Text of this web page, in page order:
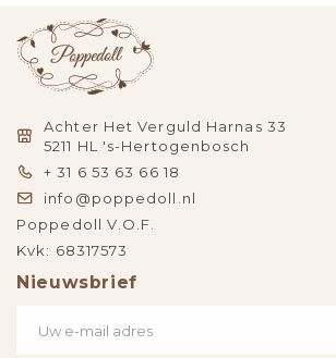
Achter Het Verguld Harnas 33
5211 HL 's-Hertogenbosch
+ 31 6 53 63 66 18
info@poppedoll.nl
Poppedoll V.O.F.
Kvk: 68317573
Nieuwsbrief